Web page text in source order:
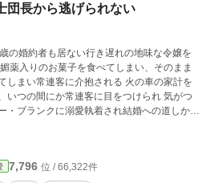
団長から逃げられない
の婚約者も居ない行き遅れの地味な令嬢を
薬入りのお菓子を食べてしまい、そのまま
しまい常連客に介抱される 火の車の家計を
いつの間にか常連客に目をつけられ 気がつ
・ブランクに溺愛執着され結婚への道しか残
ております。
7,796 位 / 66,322件